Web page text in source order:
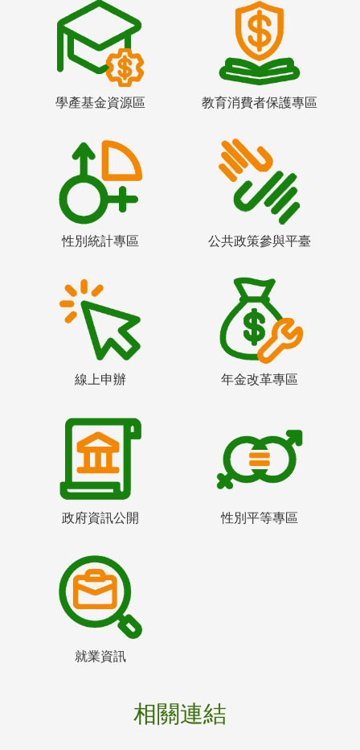
學產基金資源區 教育消費者保護專區
性別統計專區 公共政策參與平臺
線上申辦 年金改革專區
政府資訊公開 性別平等專區
就業資訊
相關連結